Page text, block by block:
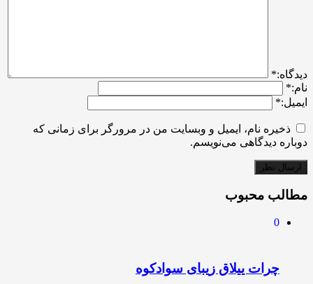
ديدگاه:*
نام:*
ایمیل:*
ذخیره نام، ایمیل و وبسایت من در مرورگر برای زمانی که
دوباره دیدگاهی می‌نویسم.
مطالب محبوب
0
چرات ییلاق زیبای سوادکوه